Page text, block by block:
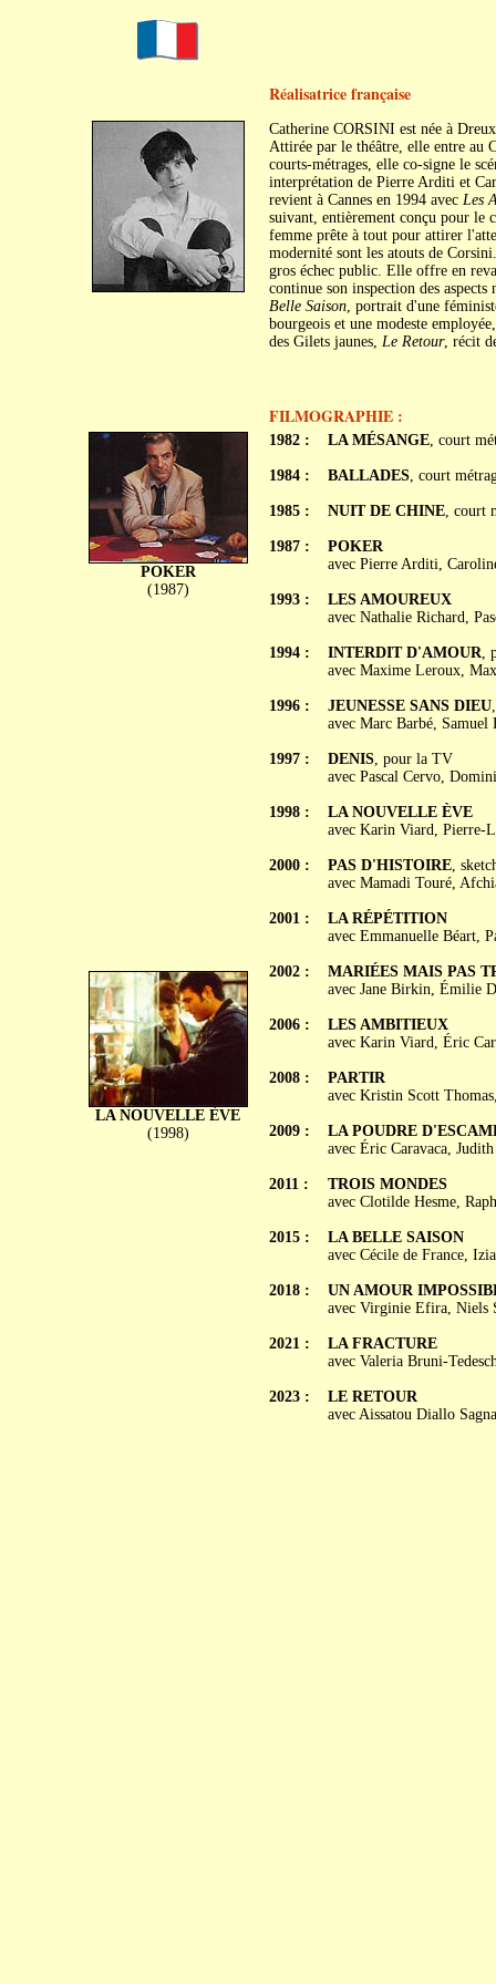
Réalisatrice française
Catherine CORSINI est née à
Attirée par le théâtre, elle entre au
courts-métrages, elle co-signe le
interprétation de Pierre Arditi et
revient à Cannes en 1994 avec Les
suivant, entièrement conçu pour le
femme prête à tout pour attirer
modernité sont les atouts de
gros échec public. Elle offre en
continue son inspection des
Belle Saison, portrait d'une
bourgeois et une modeste
des Gilets jaunes, Le Retour, récit
FILMOGRAPHIE :
POKER
(1987)
LA NOUVELLE ÈVE
(1998)
1982 :
1984 :
1985 :
1987 :
1993 :
1994 :
1996 :
1997 :
1998 :
2000 :
2001 :
2002 :
2006 :
2008 :
2009 :
2011 :
2015 :
2018 :
2021 :
2023 :
LA MÉSANGE, court
BALLADES, court
NUIT DE CHINE, court
POKER
avec Pierre Arditi,
LES AMOUREUX
avec Nathalie Richard,
INTERDIT D'AMOUR,
avec Maxime Leroux,
JEUNESSE SANS DIEU
avec Marc Barbé, Samuel
DENIS, pour la TV
avec Pascal Cervo,
LA NOUVELLE ÈVE
avec Karin Viard, Pierre-
PAS D'HISTOIRE,
avec Mamadi Touré,
LA RÉPÉTITION
avec Emmanuelle Béart,
MARIÉES MAIS PAS
avec Jane Birkin, Émilie
LES AMBITIEUX
avec Karin Viard, Éric
PARTIR
avec Kristin Scott
LA POUDRE
avec Éric Caravaca,
TROIS MONDES
avec Clotilde Hesme,
LA BELLE SAISON
avec Cécile de France,
UN AMOUR
avec Virginie Efira, Niels
LA FRACTURE
avec Valeria Bruni-
LE RETOUR
avec Aissatou Diallo